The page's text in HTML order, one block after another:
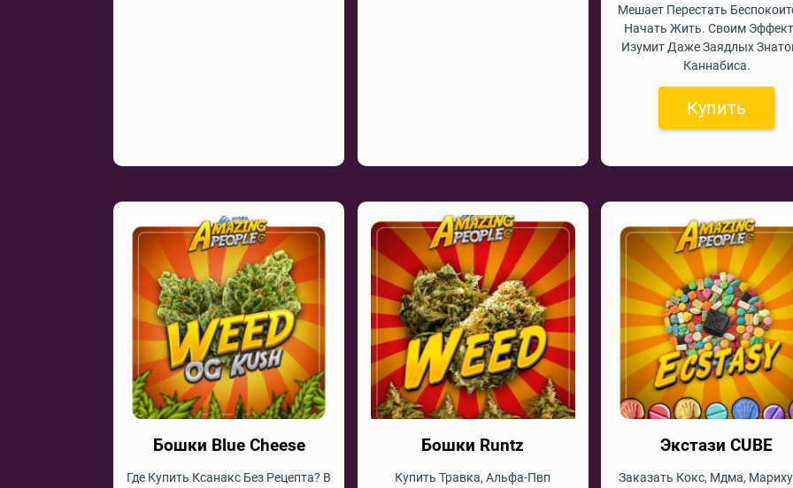
Мешает Перестать
Начать Жить. Своим
Изумит Даже Заядлых
Каннабиса.
Купить
Бошки Blue Cheese
Где Купить Ксанакс Без Рецепта? В
Бошки Runtz
Купить Травка, Альфа-Пвп
Экстази CUBE
Заказать Кокс, Мдма,